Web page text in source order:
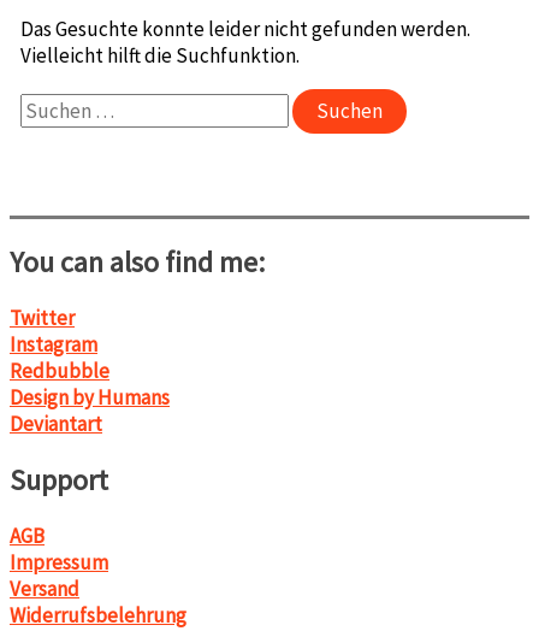
Das Gesuchte konnte leider nicht gefunden werden.
Vielleicht hilft die Suchfunktion.
Suchen
nach:
You can also find me:
Twitter
Instagram
Redbubble
Design by Humans
Deviantart
Support
AGB
Impressum
Versand
Widerrufsbelehrung